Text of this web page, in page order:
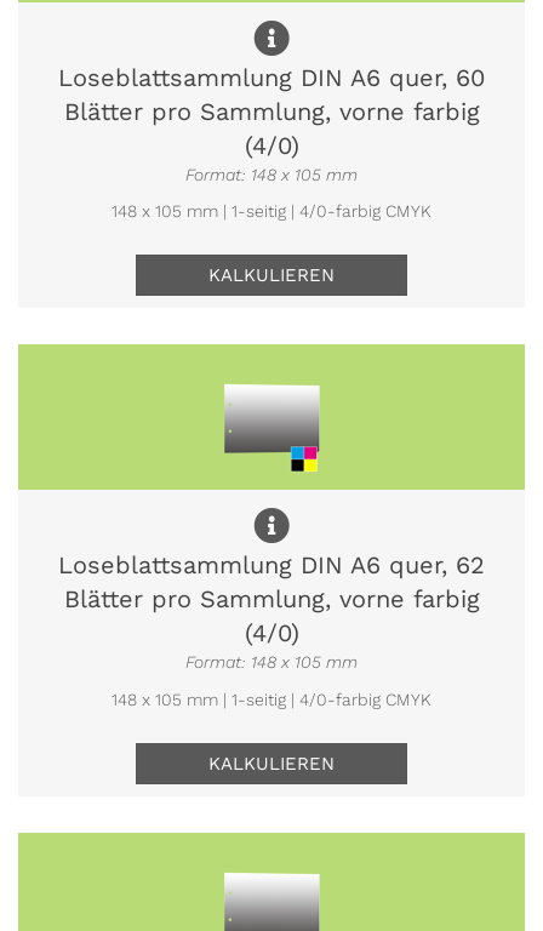
Loseblattsammlung DIN A6 quer, 60
Blätter pro Sammlung, vorne farbig
(4/0)
Format: 148 x 105 mm
148 x 105 mm | 1-seitig | 4/0-farbig CMYK
KALKULIEREN
Loseblattsammlung DIN A6 quer, 62
Blätter pro Sammlung, vorne farbig
(4/0)
Format: 148 x 105 mm
148 x 105 mm | 1-seitig | 4/0-farbig CMYK
KALKULIEREN